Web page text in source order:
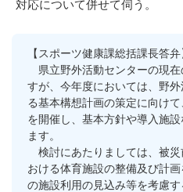
対応について併せて伺う。
【スポーツ健康課総括課長答弁
県立野外活動センターの現在
すが、今年度においては、野
る基本構想計画の策定に向け
を開催し、基本方針や導入施
ます。
検討にあたりましては、被災
おける体育施設の整備及び計
の施設利用の見込み等を考慮